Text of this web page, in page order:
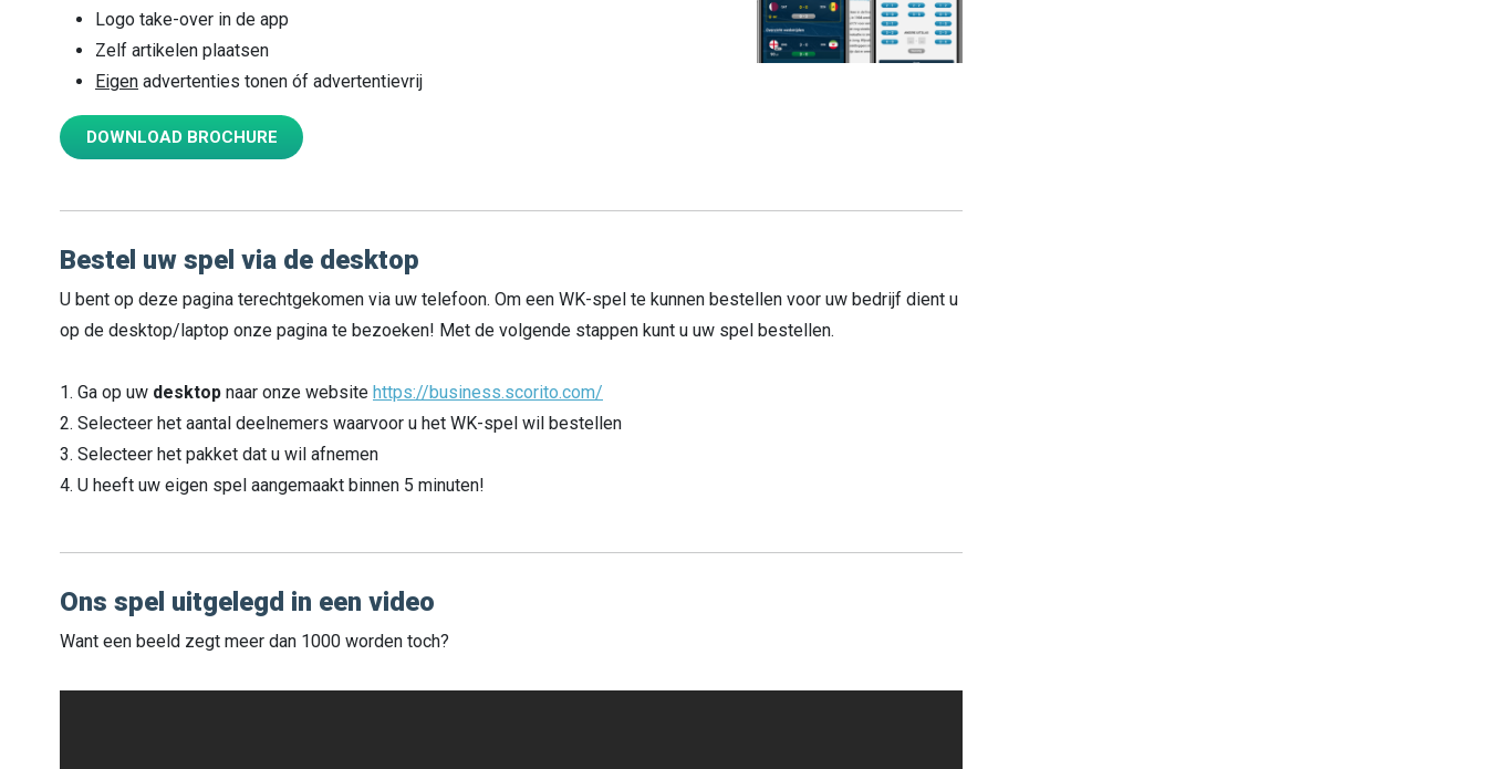
Logo take-over in de app
Zelf artikelen plaatsen
Eigen advertenties tonen óf advertentievrij
DOWNLOAD BROCHURE
Bestel uw spel via de desktop
U bent op deze pagina terechtgekomen via uw telefoon. Om een WK-spel te kunnen bestellen voor uw bedrijf dient u
op de desktop/laptop onze pagina te bezoeken! Met de volgende stappen kunt u uw spel bestellen.
1. Ga op uw desktop naar onze website https://business.scorito.com/
2. Selecteer het aantal deelnemers waarvoor u het WK-spel wil bestellen
3. Selecteer het pakket dat u wil afnemen
4. U heeft uw eigen spel aangemaakt binnen 5 minuten!
Ons spel uitgelegd in een video
Want een beeld zegt meer dan 1000 worden toch?